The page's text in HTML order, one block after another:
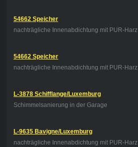
54662 Speicher
nachträgliche Innenabdichtung mit PUR-Harz
54662 Speicher
nachträgliche Innenabdichtung mit PUR-Harz
L-3878 Schifflange/Luxemburg
Schimmelsanierung in der Garage
L-9635 Bavigne/Luxemburg
nachträgliche Innenabdichtung mit PUR-Harz